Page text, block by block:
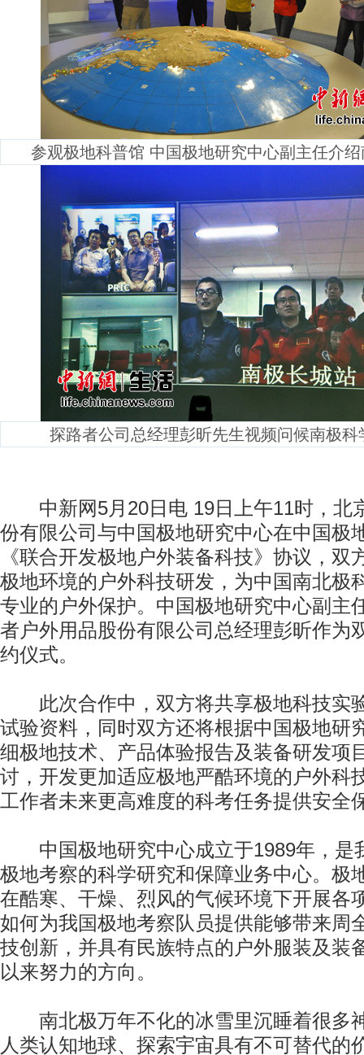
参观极地科普馆 中国极地研究中心副主任介
探路者公司总经理彭昕先生视频问候南极科
中新网5月20日电 19日上午11时，北
份有限公司与中国极地研究中心在中国极
《联合开发极地户外装备科技》协议，双
极地环境的户外科技研发，为中国南北极
专业的户外保护。中国极地研究中心副主
者户外用品股份有限公司总经理彭昕作为
约仪式。
此次合作中，双方将共享极地科技实
试验资料，同时双方还将根据中国极地研
细极地技术、产品体验报告及装备研发项
讨，开发更加适应极地严酷环境的户外科
工作者未来更高难度的科考任务提供安全
中国极地研究中心成立于1989年，是
极地考察的科学研究和保障业务中心。极
在酷寒、干燥、烈风的气候环境下开展各
如何为我国极地考察队员提供能够带来周
技创新，并具有民族特点的户外服装及装
以来努力的方向。
南北极万年不化的冰雪里沉睡着很多
人类认知地球、探索宇宙具有不可替代的